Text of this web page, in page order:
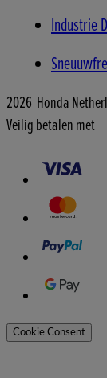
Industrie
2026 Honda
Veilig betalen met
Cookie Consent